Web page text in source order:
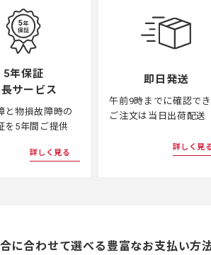
5年保証
サービス
と物損故障時の
を5年間ご提供
詳しく見る
即日発送
午前9時までに確認で
ご注文は当日出荷配送
詳しく見
に合わせて選べる 豊富なお支払い方